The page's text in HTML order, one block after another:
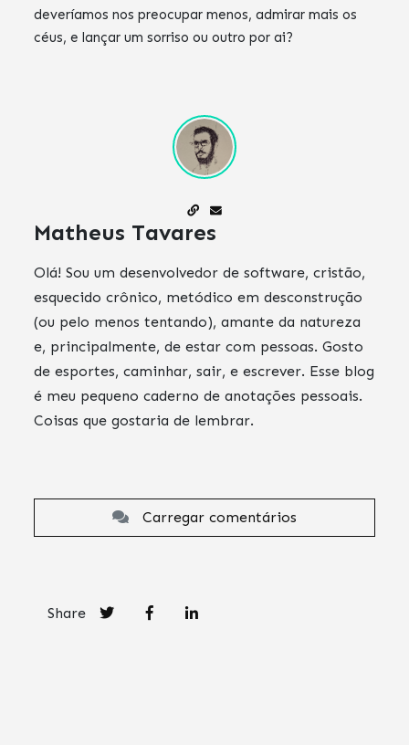
deveríamos nos preocupar menos, admirar mais os
céus, e lançar um sorriso ou outro por ai?
Matheus Tavares
Olá! Sou um desenvolvedor de software, cristão,
esquecido crônico, metódico em desconstrução
(ou pelo menos tentando), amante da natureza
e, principalmente, de estar com pessoas. Gosto
de esportes, caminhar, sair, e escrever. Esse blog
é meu pequeno caderno de anotações pessoais.
Coisas que gostaria de lembrar.
Carregar comentários
Share